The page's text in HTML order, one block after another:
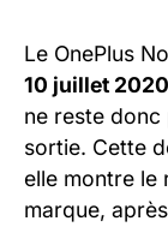
Le OnePlus
10 juillet 2020
ne reste donc
sortie. Cette
elle montre le
marque, après